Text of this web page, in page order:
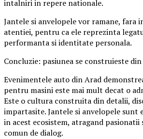
intalniri in repere nationale.
Jantele si anvelopele vor ramane, fara
atentiei, pentru ca ele reprezinta
performanta si identitate personala.
Concluzie: pasiunea se construieste
Evenimentele auto din Arad
pentru masini este mai mult decat o
Este o cultura construita din detalii,
impartasite. Jantele si anvelopele sunt
in acest ecosistem, atragand
comun de dialog.